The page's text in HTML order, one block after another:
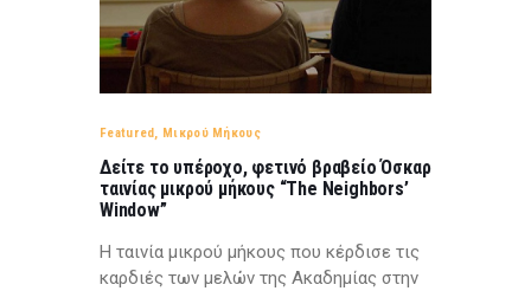
Featured Μικρού Μήκους
Δείτε το υπέροχο, φετινό βραβείο Όσκαρ
ταινίας μικρού μήκους “The Neighbors’
Window”
Η ταινία μικρού μήκους που κέρδισε τις
καρδιές των μελών της Ακαδημίας στην